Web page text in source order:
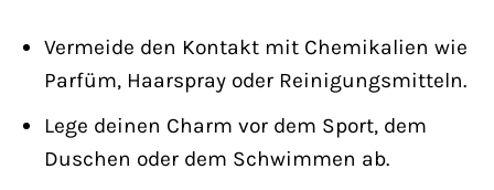
Vermeide den Kontakt mit Chemikalien wie
Parfüm, Haarspray oder Reinigungsmitteln.
Lege deinen Charm vor dem Sport, dem
Duschen oder dem Schwimmen ab.